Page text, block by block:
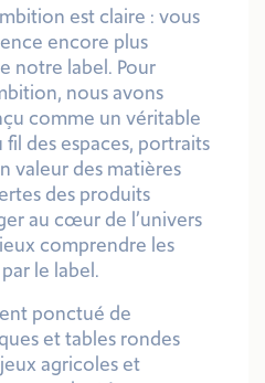
est claire : vous
encore plus
notre label. Pour
nous avons
comme un véritable
des espaces, portraits
valeur des matières
des produits
au cœur de l’univers
comprendre les
le label.
ponctué de
et tables rondes
agricoles et